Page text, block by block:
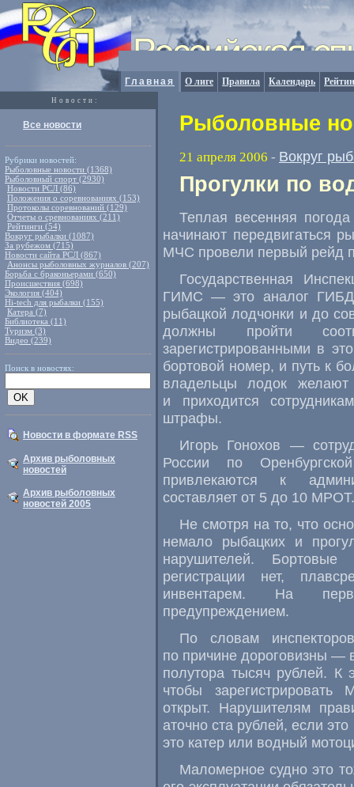
Главная О лиге Правила Календарь
Новости:
Все новости
Рубрики новостей:
Рыболовные новости (1368)
Рыболовный спорт (2930)
Новости РСЛ (86)
Положения о соревнованиях (153)
Протоколы соревнований (129)
Отчеты о сревнованиях (211)
Рейтинги (54)
Вокруг рыбалки (1087)
За рубежом (715)
Новости сайта РСЛ (867)
Анонсы рыболовных журналов (207)
Борьба с браконьерами (650)
Происшествия (698)
Экология (404)
Hi-tech для рыбалки (155)
Катера (7)
Библиотека (11)
Туризм (3)
Видео (239)
Поиск в новостях:
Новости в формате RSS
Архив рыболовных
новостей
Архив рыболовных
новостей 2005
Рыболовные
21 апреля 2006 - Вокруг
Прогулки по
Теплая весенняя
начинают передвигаться
МЧС провели первый рейд
Государственная
ГИМС — это аналог
рыбацкой лодчонки и до
должны пройти
зарегистрированными в
бортовой номер, и путь к
владельцы лодок
и приходится
штрафы.
Игорь Гонохов —
России по
привлекаются к
составляет от 5 до 10 МРОТ.
Не смотря на то, что
немало рыбацких и
нарушителей. Бортовые
регистрации нет,
инвентарем. На
предупреждением.
По словам
по причине дороговизны —
полутора тысяч рублей. К
чтобы
открыт. Нарушителям
аточно ста рублей, если
это катер или водный
Маломерное судно это